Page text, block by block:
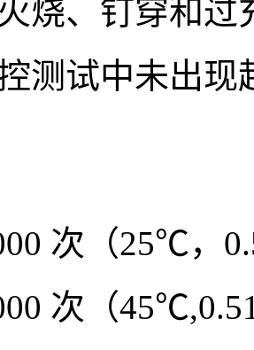
烧、钉穿和过
测试中未出现
次（25℃，
次（